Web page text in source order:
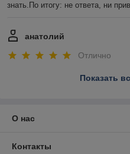
знать.По итогу: не ответа, ни
анатолий
Отлично
Показать
О нас
Контакты